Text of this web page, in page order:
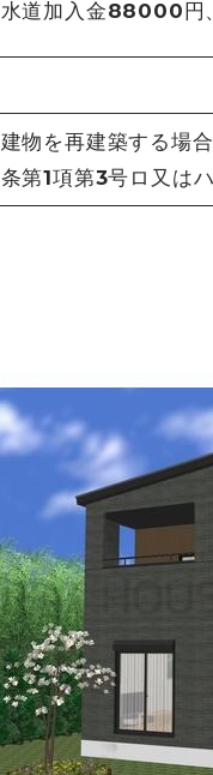
水道加入金88000円
建物を再建築する場
条第1項第3号ロ又は